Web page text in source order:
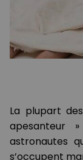
La plupart
apesanteur
astronautes
s’occupent